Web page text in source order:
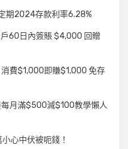
期2024存款利率6.28%
60日內簽賬 $4,000 回贈
費$1,000即賺$1,000 免存
月滿$500減$100教學懶人
心中伏被呃錢！